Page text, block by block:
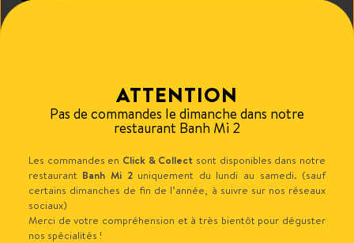
Ajouter au panier
Produits similaires
ATTENTION
Pas de commandes le dimanche dans notre
restaurant Banh Mi 2
Les commandes en Click & Collect sont disponibles dans notre
restaurant Banh Mi 2uniquement du lundi au samedi. (sauf
certains dimanches de fin de l’année, à suivre sur nos réseaux
sociaux)
Merci de votre compréhension et à très bientôt pour déguster
nos spécialités !